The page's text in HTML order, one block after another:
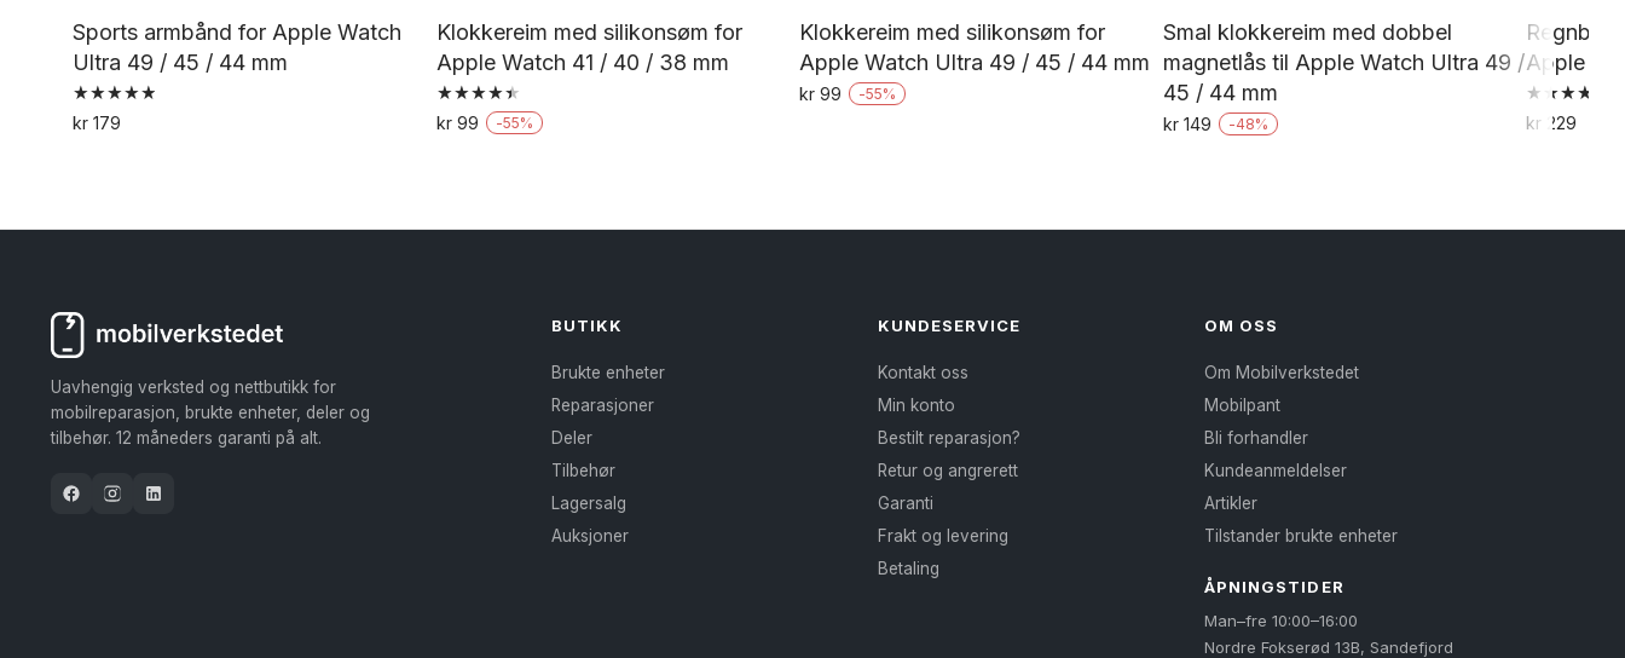
Sports armbånd for Apple Watch
Ultra 49 / 45 / 44 mm
Vurdert
4.94
kr 179
kan
velges
på
produktsiden
Klokkereim med silikonsøm for
Apple Watch 41 / 40 / 38 mm
Vurdert
4.50
kr99 -55%
Alternativene
velges
på
produktsiden
Klokkereim med silikonsøm for
Apple Watch Ultra 49 / 45 / 44 mm
kr 99 -55%
kan
på
produktsiden
Smal klokkereim med dobbel
magnetlås til Apple Watch Ultra 49 /
45 / 44 mm
kr149 -48%
velges
produktsiden
Regnbue
Apple
Vurdert
4.75
kr 229
Uavhengig verksted og nettbutikk for
mobilreparasjon, brukte enheter, deler og
tilbehør. 12 måneders garanti på alt.
BUTIKK
Brukte enheter
Reparasjoner
Deler
Tilbehør
Lagersalg
Auksjoner
KUNDESERVICE
Kontakt oss
Min konto
Bestilt reparasjon?
Retur og angrerett
Garanti
Frakt og levering
Betaling
OM OSS
Om Mobilverkstedet
Mobilpant
Bli forhandler
Kundeanmeldelser
Artikler
Tilstander brukte enheter
ÅPNINGSTIDER
Man–fre 10:00–16:00
Nordre Fokserød 13B, Sandefjord